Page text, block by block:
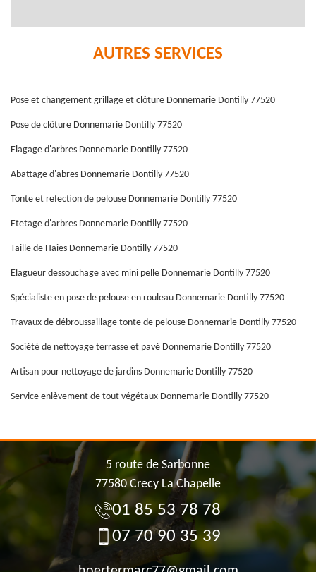
AUTRES SERVICES
Pose et changement grillage et clôture Donnemarie Dontilly 77520
Pose de clôture Donnemarie Dontilly 77520
Elagage d'arbres Donnemarie Dontilly 77520
Abattage d'abres Donnemarie Dontilly 77520
Tonte et refection de pelouse Donnemarie Dontilly 77520
Etetage d'arbres Donnemarie Dontilly 77520
Taille de Haies Donnemarie Dontilly 77520
Elagueur dessouchage avec mini pelle Donnemarie Dontilly 77520
Spécialiste en pose de pelouse en rouleau Donnemarie Dontilly 77520
Travaux de débroussaillage tonte de pelouse Donnemarie Dontilly 77520
Société de nettoyage terrasse et pavé Donnemarie Dontilly 77520
Artisan pour nettoyage de jardins Donnemarie Dontilly 77520
Service enlèvement de tout végétaux Donnemarie Dontilly 77520
5 route de Sarbonne
77580 Crecy La Chapelle
01 85 53 78 78
07 70 90 35 39